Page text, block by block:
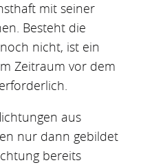
mit seiner
Besteht die
nicht, ist ein
Zeitraum vor dem
aus
nur dann gebildet
bereits